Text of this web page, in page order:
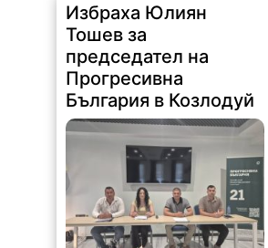
Избраха Юлиян
Тошев за
председател на
Прогресивна
България в Козлодуй